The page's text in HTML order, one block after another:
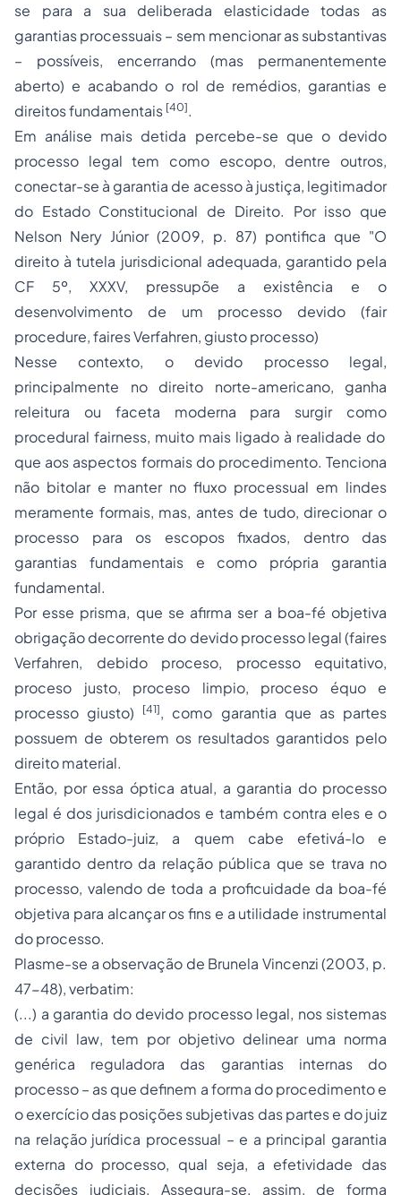
se para a sua deliberada elasticidade todas as
garantias processuais – sem mencionar as substantivas
– possíveis, encerrando (mas permanentemente
aberto) e acabando o rol de remédios, garantias e
direitos fundamentais [40].
Em análise mais detida percebe-se que o devido
processo legal tem como escopo, dentre outros,
conectar-se à garantia de acesso à justiça, legitimador
do Estado Constitucional de Direito. Por isso que
Nelson Nery Júnior (2009, p. 87) pontifica que "O
direito à tutela jurisdicional adequada, garantido pela
CF 5º, XXXV, pressupõe a existência e o
desenvolvimento de um processo devido (fair
procedure, faires Verfahren, giusto processo)
Nesse contexto, o devido processo legal,
principalmente no direito norte-americano, ganha
releitura ou faceta moderna para surgir como
procedural fairness, muito mais ligado à realidade do
que aos aspectos formais do procedimento. Tenciona
não bitolar e manter no fluxo processual em lindes
meramente formais, mas, antes de tudo, direcionar o
processo para os escopos fixados, dentro das
garantias fundamentais e como própria garantia
fundamental.
Por esse prisma, que se afirma ser a boa-fé objetiva
obrigação decorrente do devido processo legal (faires
Verfahren, debido proceso, processo equitativo,
proceso justo, proceso limpio, proceso équo e
processo giusto) [41], como garantia que as partes
possuem de obterem os resultados garantidos pelo
direito material.
Então, por essa óptica atual, a garantia do processo
legal é dos jurisdicionados e também contra eles e o
próprio Estado-juiz, a quem cabe efetivá-lo e
garantido dentro da relação pública que se trava no
processo, valendo de toda a proficuidade da boa-fé
objetiva para alcançar os fins e a utilidade instrumental
do processo.
Plasme-se a observação de Brunela Vincenzi (2003, p.
47-48),verbatim:
(...) a garantia do devido processo legal, nos sistemas
de civil law, tem por objetivo delinear uma norma
genérica reguladora das garantias internas do
processo – as que definem a forma do procedimento e
o exercício das posições subjetivas das partes e do juiz
na relação jurídica processual – e a principal garantia
externa do processo, qual seja, a efetividade das
decisões judiciais. Assegura-se, assim, de forma